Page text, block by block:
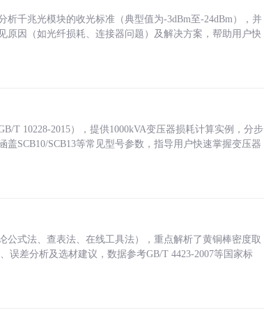
千兆光模块的收光标准（典型值为-3dBm至-24dBm），并
因（如光纤损耗、连接器问题）及解决方案，帮助用户快
T 10228-2015），提供1000kVA变压器损耗计算实例，分步
SCB10/SCB13等常见型号参数，指导用户快速掌握变压器
式法、查表法、在线工具法），重点解析了黄铜棒密度取
误差分析及选材建议，数据参考GB/T 4423-2007等国家标